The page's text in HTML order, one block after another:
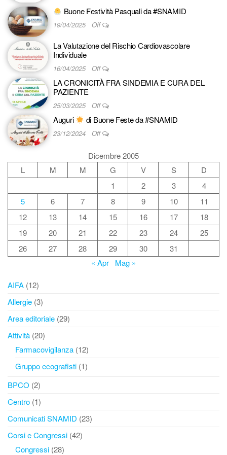
Buone Festività Pasquali da #SNAMID
19/04/2025 Off
La Valutazione del Rischio Cardiovascolare
Individuale
16/04/2025 Off
LA CRONICITÀ FRA SINDEMIA E CURA DEL
PAZIENTE
25/03/2025 Off
Auguri di Buone Feste da #SNAMID
23/12/2024 Off
Dicembre 2005
L
M M G V S
D
1
2 3
4
5
6 7 8 9 10
11
12
13 14 15 16 17
18
19
20 21 22 23 24
25
26
27 28 29 30
31
« Apr
Mag »
AIFA (12)
Allergie (3)
Area editoriale (29)
Attività (20)
Farmacovigilanza (12)
Gruppo ecografisti (1)
BPCO (2)
Centro (1)
Comunicati SNAMID (23)
Corsi e Congressi (42)
Congressi (28)